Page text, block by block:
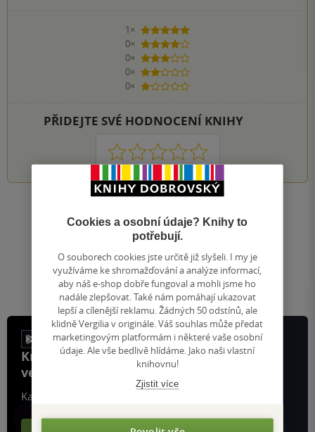
1×
5 hvězdiček
0×
4 hvězdičky
0×
3 hvězdičky
0×
2 hvězdičky
0×
1 hvezdička
PŘIDEJTE SVÉ HODNOCENÍ KNIHY
1 2 3 4 5
Zobrazeno 20 z 20
Přejít
na
stránku
Knihy, recenze a klubové výhody
ve vaší kapse a naší appce KDčko
Každý měsíc společně přečteme tisíce knih
Cookies a osobní údaje? Knihy to
potřebují.
O souborech cookies jste určitě již slyšeli. I my je
využíváme ke shromažďování a analýze informací,
aby náš e-shop dobře fungoval a mohli jsme ho
nadále zlepšovat. Také nám pomáhají ukazovat
lepší a cílenější reklamu. Žádných 50 odstínů, ale
klidně Vergilia v originále. Váš souhlas může předat
marketingovým platformám i některé vaše osobní
údaje. Ale vše bedlivě hlídáme. Jako naši vlastní
knihovnu!
Zjistit více